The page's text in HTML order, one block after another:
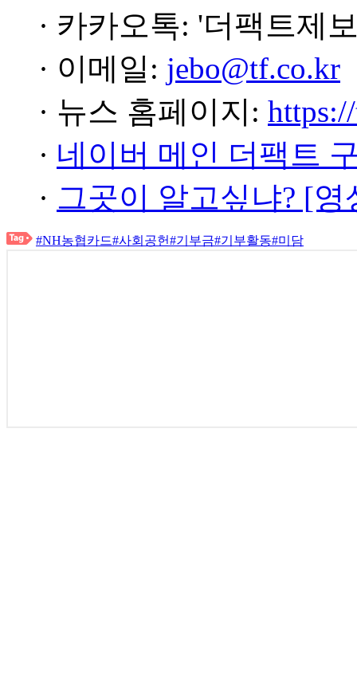
· 카카오톡: '더팩트제
· 이메일: jebo@tf.co.kr
· 뉴스 홈페이지:
· 네이버 메인 더팩트
· 그곳이 알고싶냐? [
#NH농협카드#사회공헌#기부금#기부활동#미담